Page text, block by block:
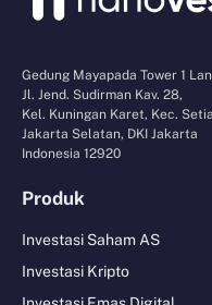
Gedung Mayapada Tower 1
Jl. Jend. Sudirman Kav. 28,
Kel. Kuningan Karet, Kec.
Jakarta Selatan, DKI Jakarta
Indonesia 12920
Produk
Investasi Saham AS
Investasi Kripto